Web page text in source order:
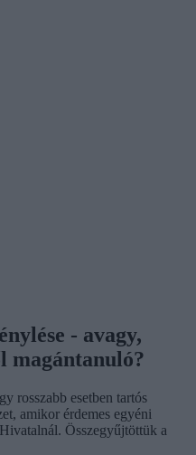
- avagy,
magántanuló?
rosszabb esetben tartós
amikor érdemes egyéni
Összegyűjtöttük a